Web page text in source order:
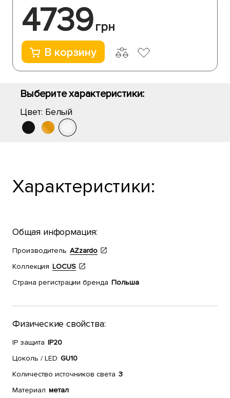
4739грн
В корзину
Выберите характеристики:
Цвет: Белый
Характеристики:
Общая информация:
Производитель AZzardo
Коллекция LOCUS
Страна регистрации бренда Польша
Физические свойства:
IP защита IP20
Цоколь / LED GU10
Количество источников света 3
Материал метал